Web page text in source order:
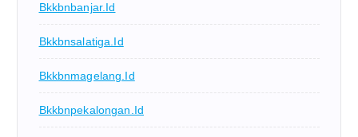
Bkkbnbanjar.id
Bkkbnsalatiga.id
Bkkbnmagelang.id
Bkkbnpekalongan.id